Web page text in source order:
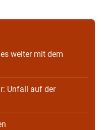
weiter mit dem
Unfall auf der